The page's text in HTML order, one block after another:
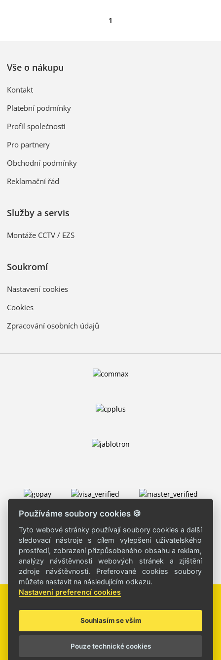
1
Vše o nákupu
Kontakt
Platební podmínky
Profil společnosti
Pro partnery
Obchodní podmínky
Reklamační řád
Služby a servis
Montáže CCTV / EZS
Soukromí
Nastavení cookies
Cookies
Zpracování osobních údajů
© Copyright 2026 ROJKA s.r.o.
Frogi design s.r.o.
Používáme soubory cookies 🍪
Tyto webové stránky používají soubory cookies a další
sledovací nástroje s cílem vylepšení uživatelského
prostředí, zobrazení přizpůsobeného obsahu a reklam,
analýzy návštěvnosti webových stránek a zjištění
zdroje návštěvnosti. Preferované cookies soubory
můžete nastavit na následujícím odkazu.
Nastavení preferencí cookies
Souhlasím se vším
Pouze technické cookies